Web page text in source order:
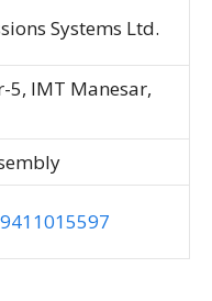
Systems Ltd.
5, IMT Manesar,